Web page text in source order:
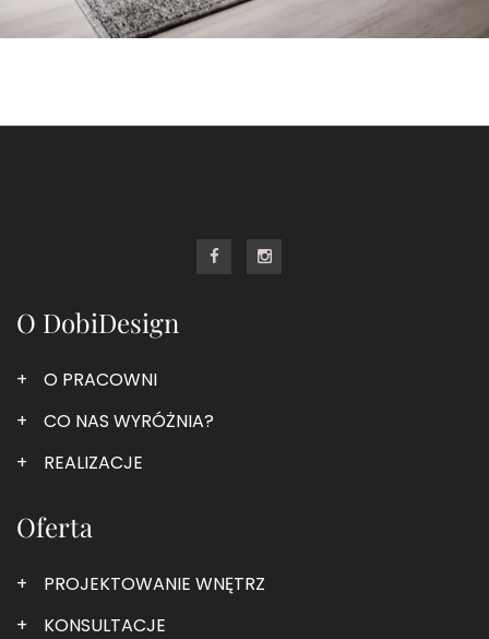
O DobiDesign
O PRACOWNI
CO NAS WYRÓŻNIA?
REALIZACJE
Oferta
PROJEKTOWANIE WNĘTRZ
KONSULTACJE